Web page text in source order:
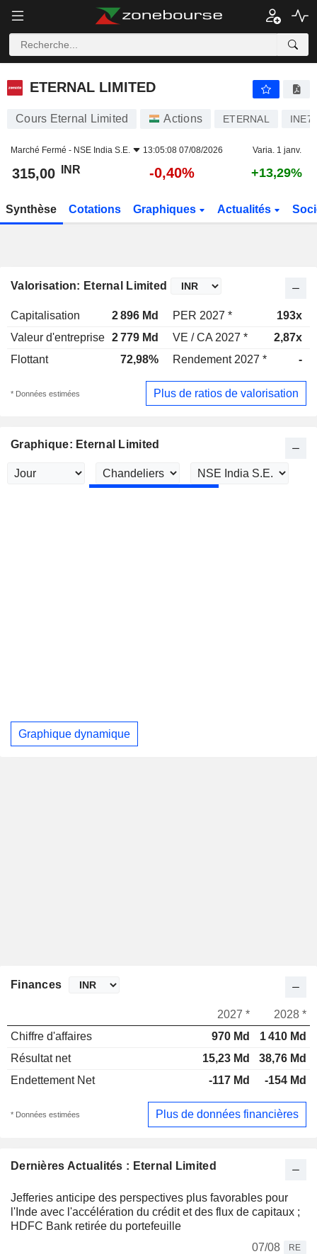
ETERNAL LIMITED
ETERNAL LIMITED
Cours Eternal Limited Actions ETERNAL
Marché Fermé - NSE India S.E. 13:05:08 07/08/2026 Varia. 1 janv.
315,00 INR -0,40% +13,29%
Synthèse Cotations Graphiques Actualités
Valorisation: Eternal Limited
Capitalisation 2 896 Md PER 2027 * 193x
Valeur d'entreprise 2 779 Md VE / CA 2027 * 2,87x
Flottant
72,98% Rendement 2027 * -
* Données estimées Plus de ratios de valorisation
Graphique: Eternal Limited
Graphique dynamique
Dernières Actualités : Eternal Limited
Jefferies anticipe des perspectives plus favorables pour
l'Inde avec l'accélération du crédit et des flux de capitaux ;
HDFC Bank retirée du portefeuille
07/08
RE
Finances
2027 *
2028 *
Chiffre d'affaires
970 Md
1 410 Md
Résultat net
15,23 Md
38,76 Md
Endettement Net
-117 Md -154 Md
* Données estimées Plus de données financières